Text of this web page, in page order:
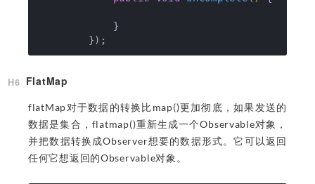
            }
FlatMap
flatMap对于数据的转换比map()更加彻底，如果发送的
数据是集合，flatmap()重新生成一个Observable对象，
并把数据转换成Observer想要的数据形式。它可以返回
任何它想返回的Observable对象。